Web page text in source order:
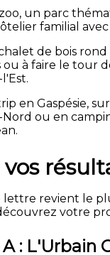
un parc
familial avec
de bois rond
à faire le tour
en Gaspésie,
Nord ou en
revient le
votre
: L'Urbain